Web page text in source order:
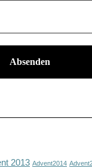
2013 Advent2014